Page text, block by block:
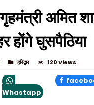
अमित
होंगे घुसपैठिया
हरिद्वार 120 Views
Whastapp